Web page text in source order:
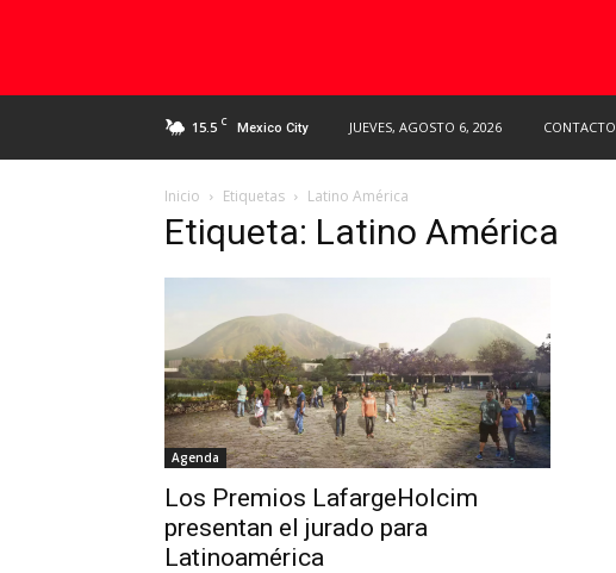
15.5 C Mexico City JUEVES, AGOSTO 6, 2026 CONTACTO
Inicio Etiquetas Latino América
Etiqueta: Latino América
Agenda
Los Premios LafargeHolcim
presentan el jurado para
Latinoamérica